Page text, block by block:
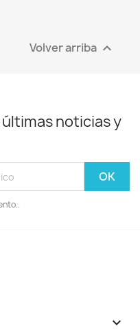
Volver arriba 
noticias y
